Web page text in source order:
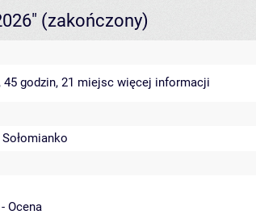
(zakończony)
godzin, 21 miejsc więcej informacji
Ocena